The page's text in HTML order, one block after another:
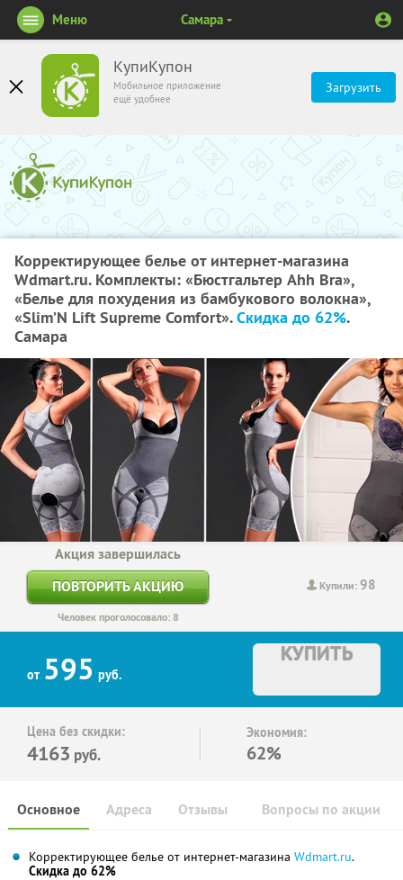
КупиКупон
Мобильное приложение
ещё удобнее
Загрузить
Меню Самара
Корректирующее белье от интернет-магазина
Wdmart.ru. Комплекты: «Бюстгальтер Ahh Bra»,
«Белье для похудения из бамбукового волокна»,
«Slim’N Lift Supreme Comfort».Скидка до 62%.
Самара
Купили:98
Акция завершилась
ПОВТОРИТЬ АКЦИЮ
Человек проголосовало: 8
от 595 руб.
КУПИТЬ
Цена без скидки:
4163 руб.
Экономия:
62%
Основное Отзывы Вопросы по акции
Адреса
Корректирующее белье от интернет-магазина Wdmart.ru.
Скидка до 62%